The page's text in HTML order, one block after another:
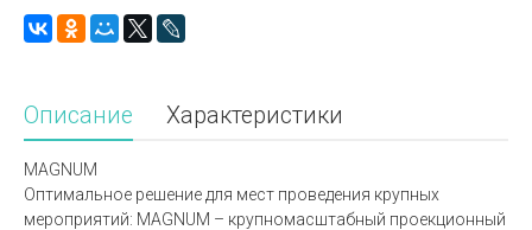
Описание Характеристики
MAGNUM
Оптимальное решение для мест проведения крупных
мероприятий: MAGNUM – крупномасштабный проекционный